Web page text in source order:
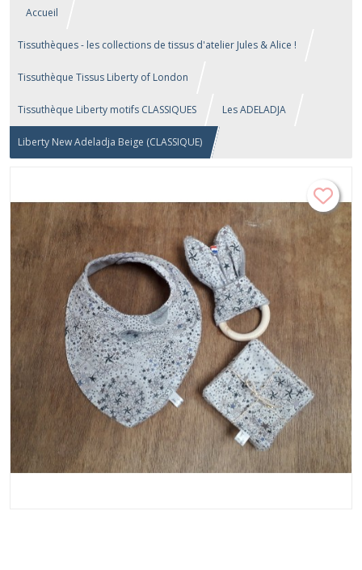
Accueil
Tissuthèques - les collections de tissus d'atelier Jules & Alice !
Tissuthèque Tissus Liberty of London
Tissuthèque Liberty motifs CLASSIQUES Les ADELADJA
Liberty New Adeladja Beige (CLASSIQUE)